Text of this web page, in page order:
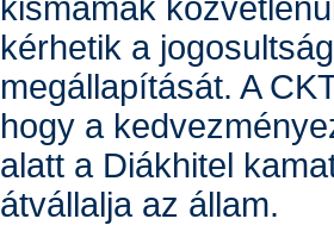
kismamák
kérhetik a jogosultság
megállapítását. A
hogy a
alatt a Diákhitel
átvállalja az állam.